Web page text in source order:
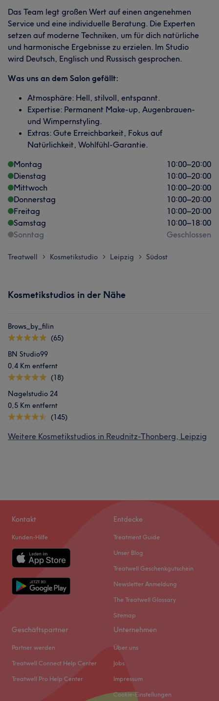
Das Team legt großen Wert auf einen angenehmen
Service und eine individuelle Beratung. Die Experten
setzen auf moderne Techniken, um für dich natürliche
und harmonische Ergebnisse zu erzielen. Im Studio
wird Deutsch, Englisch und Russisch gesprochen.
Was uns an dem Salon gefällt:
Atmosphäre: Hell, stilvoll, entspannt.
Expertise: Permanent Make-up, Augenbrauen-
und Wimpernstyling.
Extras: Gute Erreichbarkeit, Fokus auf
Natürlichkeit, Wohlfühl-Garantie.
Montag
10:00–20:00
Dienstag
10:00–20:00
Mittwoch
10:00–20:00
Donnerstag
10:00–20:00
Freitag
10:00–20:00
Samstag
10:00–18:00
Sonntag
Geschlossen
Treatwell > Kosmetikstudio > Leipzig > Südost
Kosmetikstudios in der Nähe
Brows_by_filin
(65)
BN Studio99
0,4 Km entfernt
(18)
Nagelstudio 24
0,5 Km entfernt
(145)
Weitere Kosmetikstudios in Reudnitz-Thonberg, Leipzig
Kontakt
Kunden-Hilfe
Entdecke
Treatment Guide
Unser Blog
Treatwell Geschenkgutschein
Newsletter Anmeldung
The Treatwell Glossary
Sitemap
Geschäftspartner
Partner werden
Treatwell Connect Help Center
Treatwell Pro Help Center
Unternehmen
Über uns
Jobs
Impressum
Cookie-Einstellungen